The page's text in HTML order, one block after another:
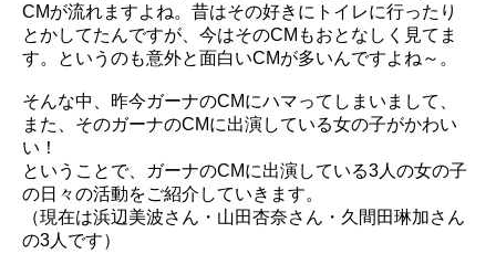
CMが流れますよね。昔はその好きにトイレに行ったり
とかしてたんですが、今はそのCMもおとなしく見てま
す。というのも意外と面白いCMが多いんですよね～。
そんな中、昨今ガーナのCMにハマってしまいまして、
また、そのガーナのCMに出演している女の子がかわい
い！
ということで、ガーナのCMに出演している3人の女の子
の日々の活動をご紹介していきます。
（現在は浜辺美波さん・山田杏奈さん・久間田琳加さん
の3人です）